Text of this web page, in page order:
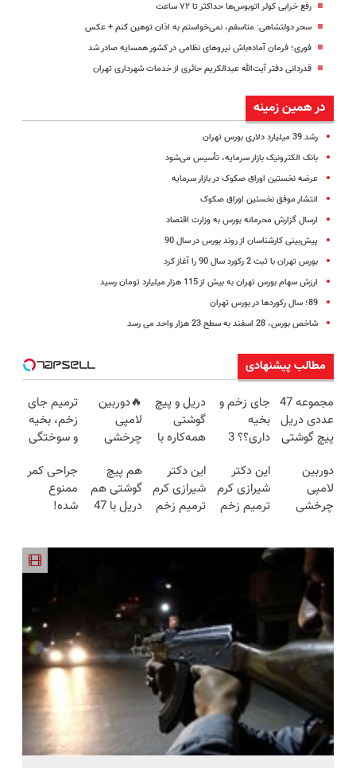
رفع خرابی کولر اتوبوس‌ها حداکثر تا ۷۲ ساعت
سحر دولتشاهی: متاسفم، نمی‌خواستم به اذان توهین کنم +‌ عکس
فوری؛ فرمان آماده‌باش نیروهای نظامی در کشور همسایه صادر شد
قدردانی دفتر آیت‌الله عبدالکریم حائری از خدمات شهرداری تهران
در همین زمینه
رشد 39 میلیارد دلاری بورس تهران
بانک الکترونیک بازار سرمایه، تأسیس می‌شود
عرضه نخستین اوراق صکوک در بازار سرمایه
انتشار موفق نخستین اوراق صکوک
ارسال گزارش محرمانه بورس به وزارت اقتصاد
پیش‌بینی کارشناسان از روند بورس در سال 90
بورس تهران با ثبت 2 رکورد سال 90 را آغاز کرد
ارزش سهام بورس تهران به بیش از 115 هزار میلیارد تومان رسید
89؛ سال رکورد‌ها در بورس تهران
شاخص بورس، 28 اسفند به سطح 23 هزار واحد می رسد
مطالب پیشنهادی
مجموعه 47
عددی دریل
پیچ گوشتی
(تخفیف به
مدت
محدود)
جای زخم و
بخیه
داری؟؟ 3
محوش کن!
دریل و پیچ
گوشتی
همه‌کاره با
هوشمند ⚙️
(نصف
قیمت بازار
🔥دوربین
لامپی
چرخشی
🔥 پرداخت
درب منزل
+ گارانتی
ترمیم جای
زخم، بخیه
و سوختگی
هفته!!😍
دوربین
لامپی
چرخشی
حراج شد🔥
پرداخت
درب منزل
این دکتر
شیرازی کرم
ترمیم زخم
این دکتر
شیرازی کرم
ترمیم زخم
هم پیچ
گوشتی هم
دریل با 47
جراحی کمر
ممنوع
شده!
منزل درمان
((پرسش‌نامه))